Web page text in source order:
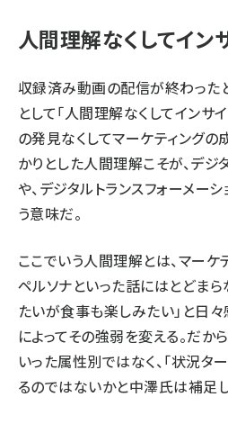
人間理解なくしてイン
収録済み動画の配信が終わった
として「人間理解なくしてインサ
の発見なくしてマーケティングの
かりとした人間理解こそが、デジ
や、デジタルトランスフォーメー
う意味だ。
ここでいう人間理解とは、マー
ペルソナといった話にはとどまら
たいが食事も楽しみたい」と日
によってその強弱を変える。だか
いった属性別ではなく、「状況タ
るのではないかと中澤氏は補足し